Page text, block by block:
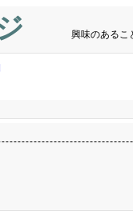
興味のあるこ